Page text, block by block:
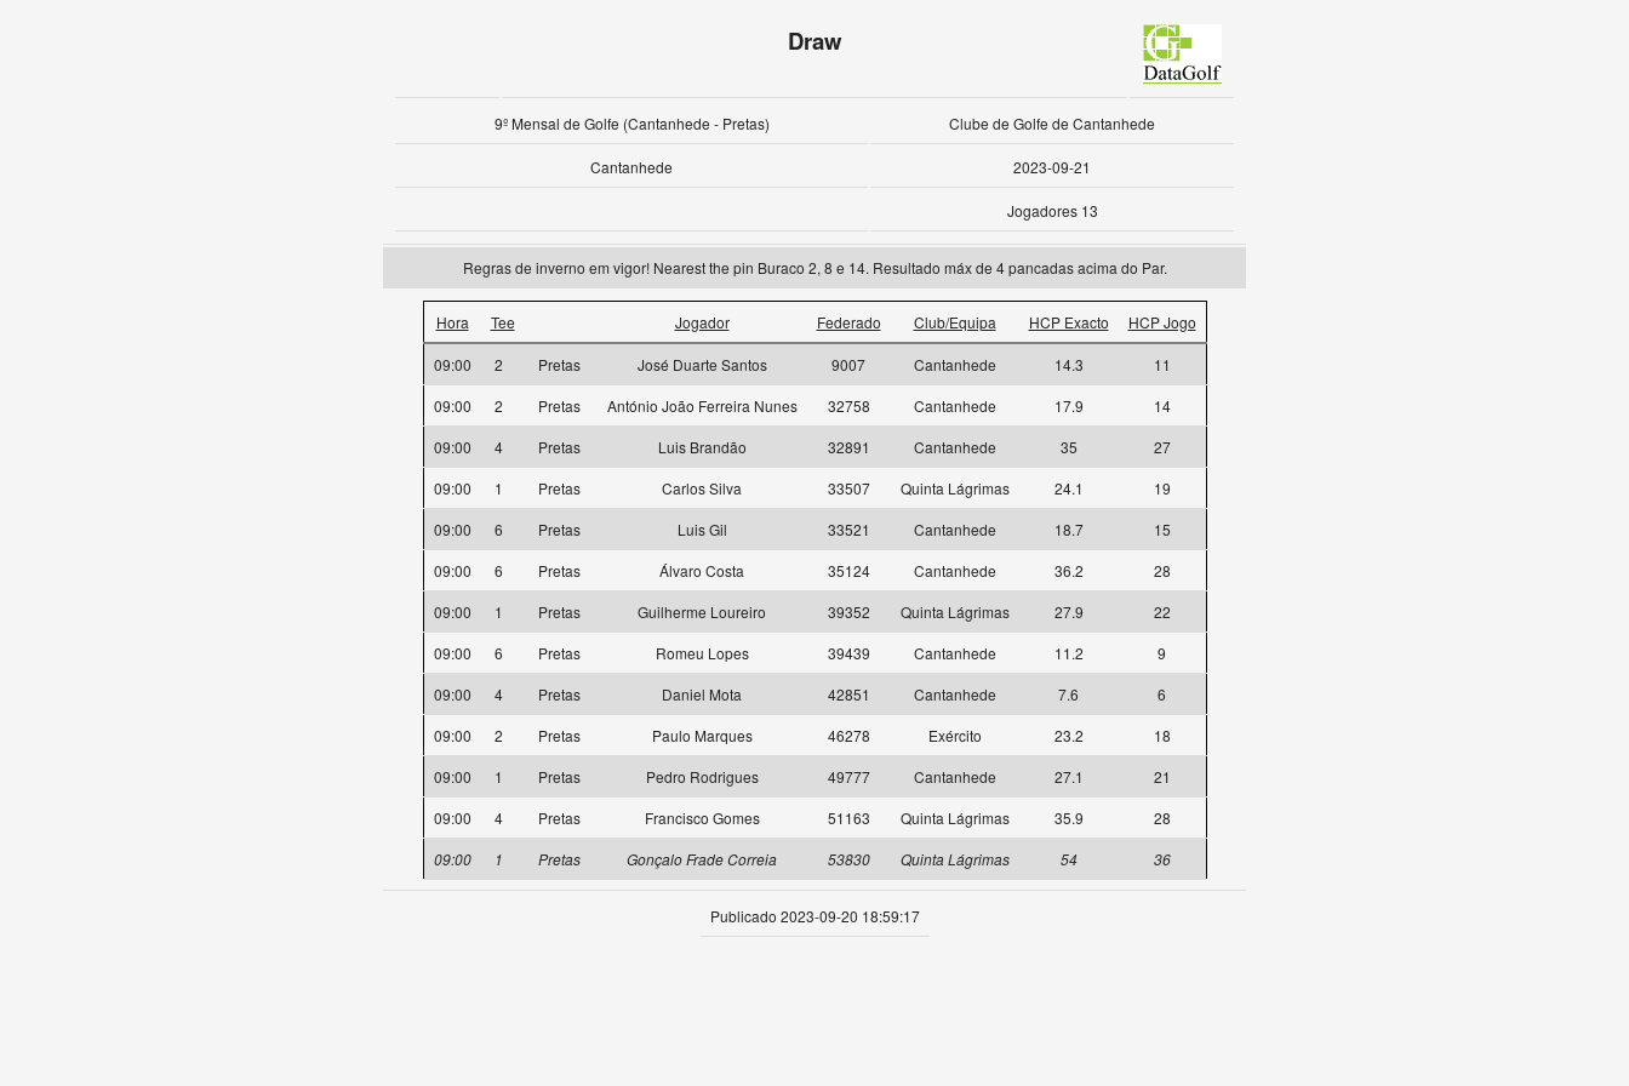
Draw
9º Mensal de Golfe (Cantanhede - Pretas) Clube de Golfe de Cantanhede
Cantanhede 2023-09-21
Jogadores 13
Regras de inverno em vigor! Nearest the pin Buraco 2, 8 e 14. Resultado máx de 4 pancadas acima do Par.
Hora Tee Jogador Federado Club/Equipa HCP Exacto HCP Jogo
09:00 2 Pretas José Duarte Santos 9007 Cantanhede 14.3
11
09:00
2 Pretas António João Ferreira Nunes 32758 Cantanhede 17.9
14
09:00
4 Pretas Luis Brandão 32891 Cantanhede 35
27
09:00
1 Pretas Carlos Silva 33507 Quinta Lágrimas 24.1
19
09:00
6 Pretas Luis Gil 33521 Cantanhede 18.7
15
09:00
6 Pretas Álvaro Costa 35124 Cantanhede 36.2
28
09:00
1 Pretas Guilherme Loureiro 39352 Quinta Lágrimas 27.9
22
09:00
6 Pretas Romeu Lopes 39439 Cantanhede 11.2
9
09:00
4 Pretas Daniel Mota 42851 Cantanhede 7.6
6
09:00
2 Pretas Paulo Marques 46278 Exército 23.2
18
09:00
1 Pretas Pedro Rodrigues 49777 Cantanhede 27.1
21
09:00
4 Pretas Francisco Gomes 51163 Quinta Lágrimas 35.9
28
09:00
1 Pretas Gonçalo Frade Correia 53830 Quinta Lágrimas 54 36
Publicado 2023-09-20 18:59:17